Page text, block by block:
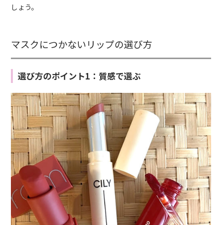
しょう。
マスクにつかないリップの選び方
選び方のポイント1：質感で選ぶ